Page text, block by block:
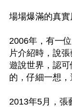
場場爆滿的真
2006年，有一
片介紹時，說
遊說世界，認
的，仔細一想，
2013年5月，張